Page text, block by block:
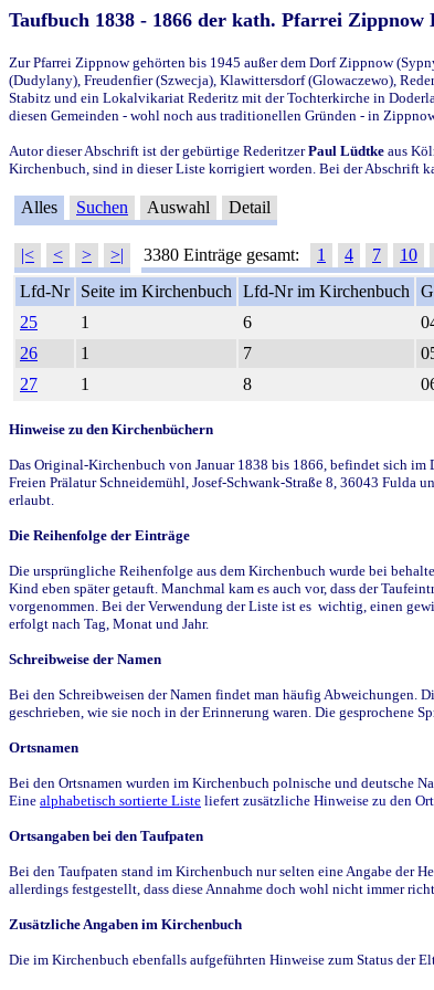
Taufbuch 1838 - 1866 der kath. Pfarrei Zippnow
Zur Pfarrei Zippnow gehörten bis 1945 außer dem Dorf Zippnow
(Dudylany), Freudenfier (Szwecja), Klawittersdorf (Glowaczewo),
Stabitz und ein Lokalvikariat Rederitz mit der Tochterkirche in
diesen Gemeinden - wohl noch aus traditionellen Gründen - in
Autor dieser Abschrift ist der gebürtige RederitzerPaul Lüdtke aus
Kirchenbuch, sind in dieser Liste korrigiert worden. Bei der Abschrift
Alles Suchen Auswahl Detail
|< < > >| 3380 Einträge gesamt: 1 4 7 10
Lfd-Nr
Seite im Kirchenbuch Lfd-Nr im Kirchenbuch
25
1 6
26
1 7
27
1 8
Hinweise zu den Kirchenbüchern
Das Original-Kirchenbuch von Januar 1838 bis 1866, befindet sich
Freien Prälatur Schneidemühl, Josef-Schwank-Straße 8, 36043 Fulda
erlaubt.
Die Reihenfolge der Einträge
Die ursprüngliche Reihenfolge aus dem Kirchenbuch wurde bei
Kind eben später getauft. Manchmal kam es auch vor, dass der
vorgenommen. Bei der Verwendung der Liste ist es wichtig, einen
erfolgt nach Tag, Monat und Jahr.
Schreibweise der Namen
Bei den Schreibweisen der Namen findet man häufig Abweichungen.
geschrieben, wie sie noch in der Erinnerung waren. Die gesprochene
Ortsnamen
Bei den Ortsnamen wurden im Kirchenbuch polnische und deutsche
Eine alphabetisch sortierte Liste liefert zusätzliche Hinweise zu den
Ortsangaben bei den Taufpaten
Bei den Taufpaten stand im Kirchenbuch nur selten eine Angabe der
allerdings festgestellt, dass diese Annahme doch wohl nicht immer
Zusätzliche Angaben im Kirchenbuch
Die im Kirchenbuch ebenfalls aufgeführten Hinweise zum Status der